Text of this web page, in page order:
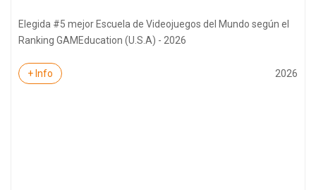
Elegida #5 mejor Escuela de Videojuegos del Mundo según el
Ranking GAMEducation (U.S.A) - 2026
+ Info 2026